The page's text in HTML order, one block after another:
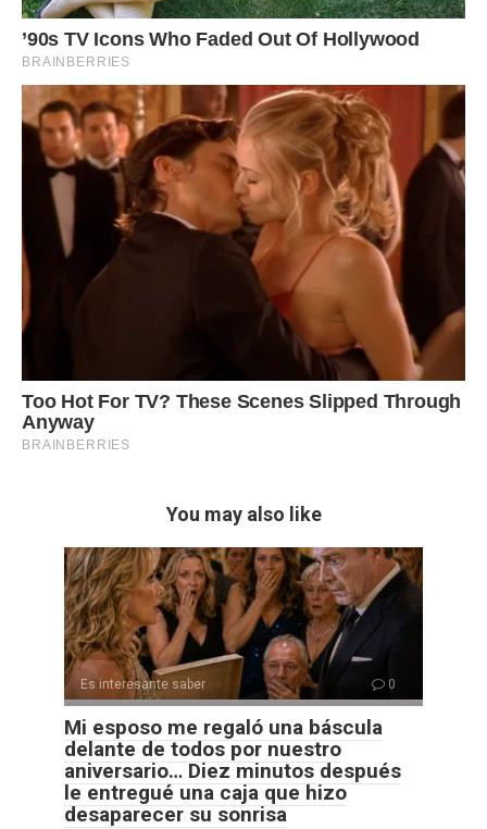
You may also like
Es interesante saber 0
Mi esposo me regaló una báscula
delante de todos por nuestro
aniversario… Diez minutos después
le entregué una caja que hizo
desaparecer su sonrisa